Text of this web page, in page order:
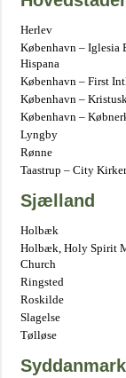
Herlev
København – Iglesia
Hispana
København – First
København –
København –
Lyngby
Rønne
Taastrup – City
Sjælland
Holbæk
Holbæk, Holy Spirit
Church
Ringsted
Roskilde
Slagelse
Tølløse
Syddanmark